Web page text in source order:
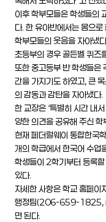
이후 학부모들은 학생들의
다. 한 유아반에서는 몸으
학부모들의 웃음을 자아냈
초등부의 경우 골든벨 퀴즈
또한 중고등부 반 학생들은
간을 가지기도 하였고, 큰
의 감동과 감탄을 자아냈다.
한 교장은 ‘특별히 시간 내
양한 의견을 공유해 주신 학
현재 페더럴웨이 통합한국
개의 학급에서 한국어 수업
학생들이 2학기부터 등록
있다.
자세한 사항은 학교 홈페
행정팀(206-659-1825,
면 된다.